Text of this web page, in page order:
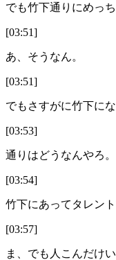
でも竹下通りにめっ
[03:51]
あ、そうなん。
[03:51]
でもさすがに竹下にな
[03:53]
通りはどうなんやろ。
[03:54]
竹下にあってタレン
[03:57]
ま、でも人こんだけい